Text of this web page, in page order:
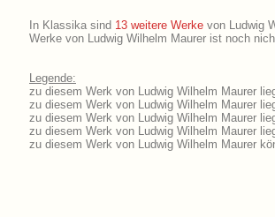
In Klassika sind 13 weitere Werke von Ludwig
Werke von Ludwig Wilhelm Maurer ist noch
Legende:
zu diesem Werk von Ludwig Wilhelm Maurer
zu diesem Werk von Ludwig Wilhelm Maurer
zu diesem Werk von Ludwig Wilhelm Maurer
zu diesem Werk von Ludwig Wilhelm Maurer
zu diesem Werk von Ludwig Wilhelm Maurer